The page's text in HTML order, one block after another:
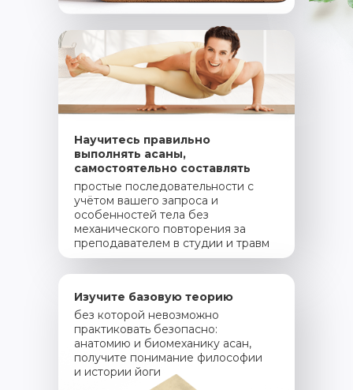
Изучите базовую теорию
Научитесь правильно
выполнять асаны,
самостоятельно составлять
без которой невозможно
практиковать безопасно:
анатомию и биомеханику асан,
получите понимание философии
и истории йоги
простые последовательности с
учётом вашего запроса и
особенностей тела без
механического повторения за
преподавателем в студии и травм